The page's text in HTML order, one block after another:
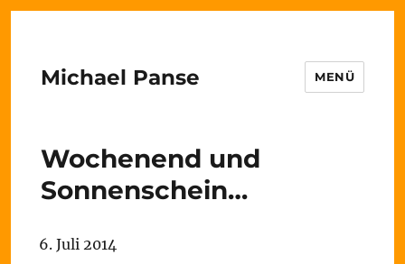
Michael Panse MENÜ
Wochenend und
Sonnenschein…
6. Juli 2014